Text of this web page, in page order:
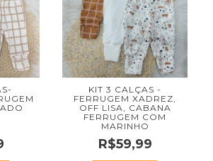
KIT 3 CALÇAS -
FERRUGEM XADREZ,
OFF LISA, CABANA
FERRUGEM COM
MARINHO
R$59,99